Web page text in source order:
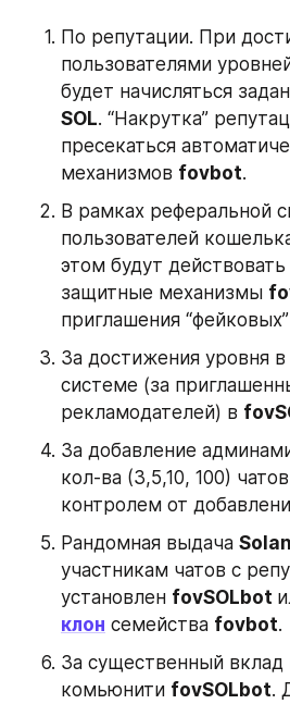
По репутации. При
пользователями
SOL. “Накрутка”
пресекаться
механизмов fovbot.
В рамках реферальной
пользователей
этом будут
защитные механизмы
приглашения
За достижения уровня
системе (за
рекламодателей) в
За добавление
кол-ва (3,5,10, 100)
контролем от
Рандомная выдача
участникам чатов с
установлен fovSOLbot
клон семейства fovbot.
За существенный
комьюнити fovSOLbot.